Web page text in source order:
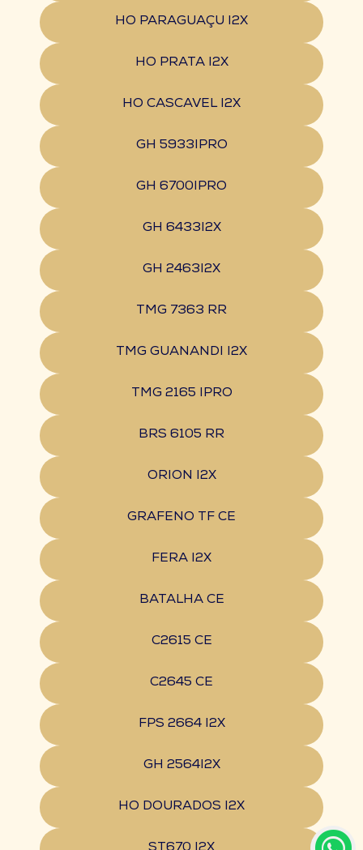
HO PARAGUAÇU I2X
HO PRATA I2X
HO CASCAVEL I2X
GH 5933IPRO
GH 6700IPRO
GH 6433I2X
GH 2463I2X
TMG 7363 RR
TMG GUANANDI I2X
TMG 2165 IPRO
BRS 6105 RR
ORION I2X
GRAFENO TF CE
FERA I2X
BATALHA CE
C2615 CE
C2645 CE
FPS 2664 I2X
GH 2564I2X
HO DOURADOS I2X